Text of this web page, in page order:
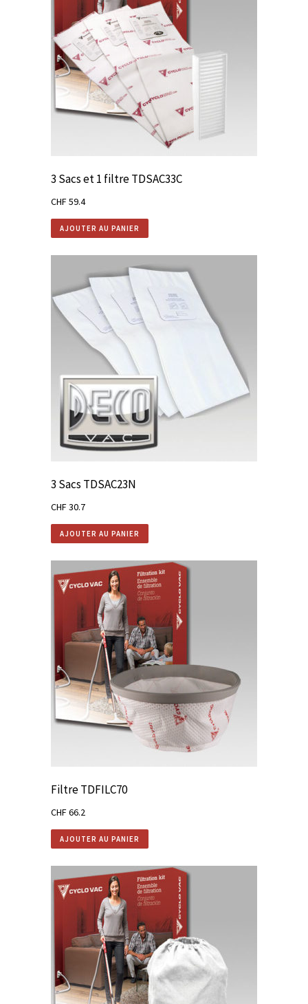
3 Sacs et 1 filtre TDSAC33C
CHF59.4
AJOUTER AU PANIER
3 Sacs TDSAC23N
CHF30.7
AJOUTER AU PANIER
Filtre TDFILC70
CHF66.2
AJOUTER AU PANIER